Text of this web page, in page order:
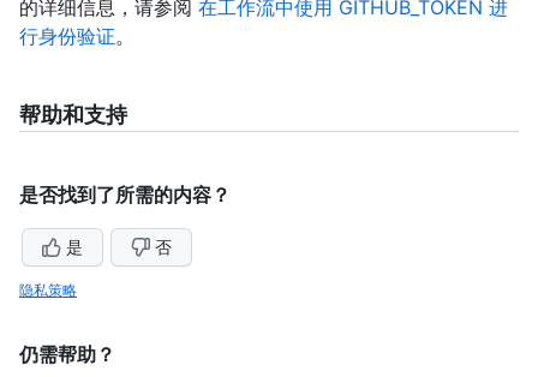
的详细信息，请参阅 在工作流中使用 GITHUB_TOKEN 进
行身份验证。
帮助和支持
是否找到了所需的内容？
是 否
隐私策略
仍需帮助？